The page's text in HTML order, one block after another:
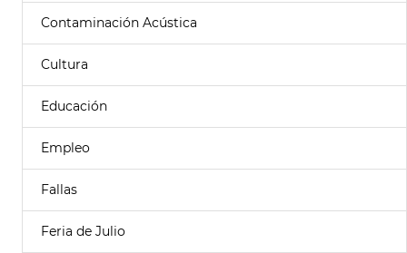
Contaminación Acústica
Cultura
Educación
Empleo
Fallas
Feria de Julio